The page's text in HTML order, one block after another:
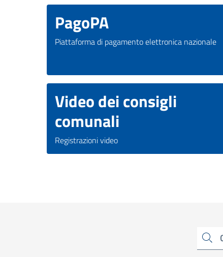
PagoPA
Piattaforma di pagamento elettronica nazionale
Video dei consigli
comunali
Registrazioni video
Cerca una parola chiave